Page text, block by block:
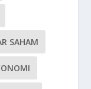
SAHAM